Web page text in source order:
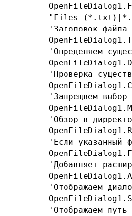
"Files
        'Заголовок файла
'Определяем
'Проверка
'Запрещвем выбор
'Обзор в
'Если указанный
'Добавляет
'Отображаем
'Отображаем путь